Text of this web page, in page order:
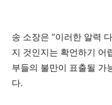
송 소장은 “이러한 알력
지 것인지는 확언하기 어
부들의 불만이 표출될 가
다.